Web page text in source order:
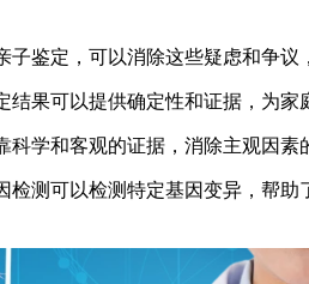
鉴定，可以消除这些疑虑和争议
果可以提供确定性和证据，为家
学和客观的证据，消除主观因素
测可以检测特定基因变异，帮